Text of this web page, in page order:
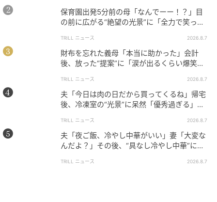
出典：クリススタイルチャンネル
ポットがあったりトトロのバス停があったりと、歩い
ているだけでも楽しそうな雰囲気に、「リゾート地み
さんあるようで、あっちへこっちへと忙しそうに走り
回ります。
保育園出発5分前の母「なんでーー！？」目
の前に広がる“絶望の光景”に「全力で笑っ
TRILL ニュース 2026.8.7
財布を忘れた義母「本当に助かった」会計
後、放った“提案”に「涙が出るくらい爆笑」
TRILL ニュース 2026.8.7
夫「今日は肉の日だから買ってくるね」帰宅
後、冷凍室の“光景”に呆然「優秀過ぎる」
TRILL ニュース 2026.8.7
夫「夜ご飯、冷やし中華がいい」妻「大変な
んだよ？」その後、“具なし冷やし中華”にな
TRILL ニュース 2026.8.7